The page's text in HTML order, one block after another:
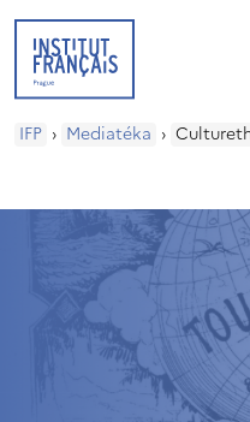
IFP › Mediatéka ›